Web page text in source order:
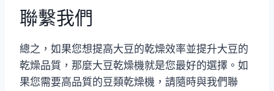
聯繫我們
總之，如果您想提高大豆的乾燥效率並提升大豆的
乾燥品質，那麼大豆乾燥機就是您最好的選擇。如
果您需要高品質的豆類乾燥機，請隨時與我們聯